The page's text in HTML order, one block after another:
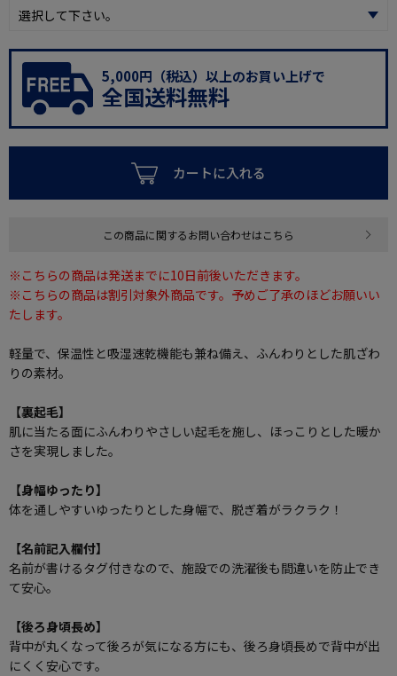
5,000円（税込）以上のお買い上げで
全国送料無料
カートに入れる
この商品に関するお問い合わせはこちら
※こちらの商品は発送までに10日前後いただきます。
※こちらの商品は割引対象外商品です。予めご了承のほどお願いい
たします。
軽量で、保温性と吸湿速乾機能も兼ね備え、ふんわりとした肌ざわ
りの素材。
【裏起毛】
肌に当たる面にふんわりやさしい起毛を施し、ほっこりとした暖か
さを実現しました。
【身幅ゆったり】
体を通しやすいゆったりとした身幅で、脱ぎ着がラクラク！
【名前記入欄付】
名前が書けるタグ付きなので、施設での洗濯後も間違いを防止でき
て安心。
【後ろ身頃長め】
背中が丸くなって後ろが気になる方にも、後ろ身頃長めで背中が出
にくく安心です。